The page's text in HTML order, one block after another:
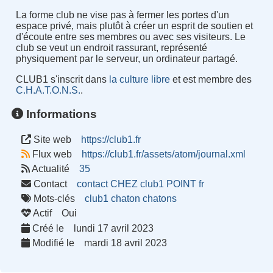
La forme club ne vise pas à fermer les portes d'un
espace privé, mais plutôt à créer un esprit de soutien et
d'écoute entre ses membres ou avec ses visiteurs. Le
club se veut un endroit rassurant, représenté
physiquement par le serveur, un ordinateur partagé.
CLUB1 s'inscrit dans la culture libreet est membre des
C.H.A.T.O.N.S..
Informations
Site web
https://club1.fr
Flux web
https://club1.fr/assets/atom/journal.xml
Actualité
35
Contact
contact CHEZ club1 POINT fr
Mots-clés
club1 chaton chatons
Actif
Oui
Créé le
lundi 17 avril 2023
Modifié le
mardi 18 avril 2023